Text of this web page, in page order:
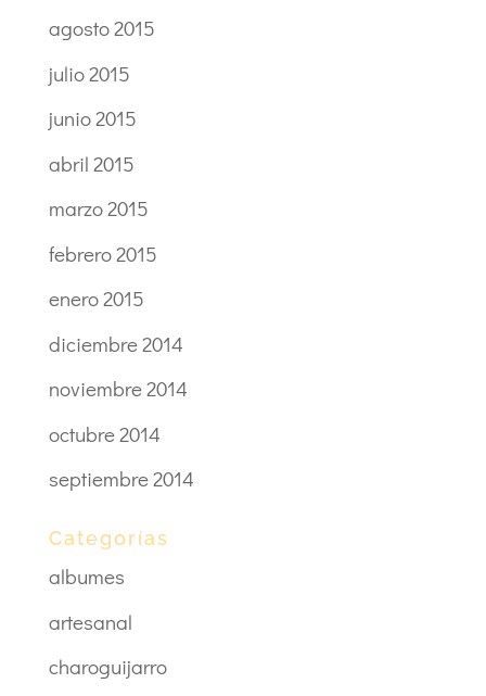
agosto 2015
julio 2015
junio 2015
abril 2015
marzo 2015
febrero 2015
enero 2015
diciembre 2014
noviembre 2014
octubre 2014
septiembre 2014
Categorías
albumes
artesanal
charoguijarro